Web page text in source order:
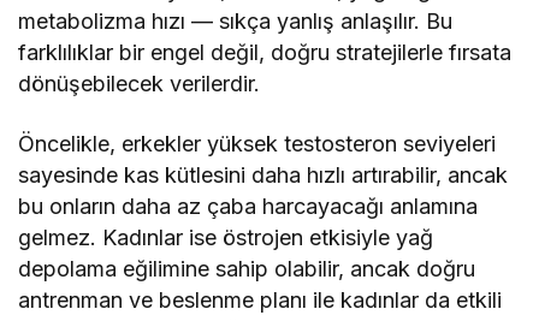
metabolizma hızı — sıkça yanlış anlaşılır. Bu
farklılıklar bir engel değil, doğru stratejilerle fırsata
dönüşebilecek verilerdir.
Öncelikle, erkekler yüksek testosteron seviyeleri
sayesinde kas kütlesini daha hızlı artırabilir, ancak
bu onların daha az çaba harcayacağı anlamına
gelmez. Kadınlar ise östrojen etkisiyle yağ
depolama eğilimine sahip olabilir, ancak doğru
antrenman ve beslenme planı ile kadınlar da etkili